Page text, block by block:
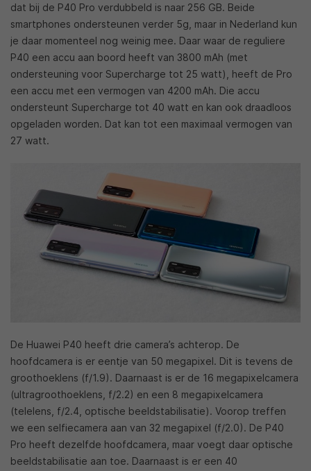
dat bij de P40 Pro verdubbeld is naar 256 GB. Beide
smartphones ondersteunen verder 5g, maar in Nederland kun
je daar momenteel nog weinig mee. Daar waar de reguliere
P40 een accu aan boord heeft van 3800 mAh (met
ondersteuning voor Supercharge tot 25 watt), heeft de Pro
een accu met een vermogen van 4200 mAh. Die accu
ondersteunt Supercharge tot 40 watt en kan ook draadloos
opgeladen worden. Dat kan tot een maximaal vermogen van
27 watt.
De Huawei P40 heeft drie camera’s achterop. De
hoofdcamera is er eentje van 50 megapixel. Dit is tevens de
groothoeklens (f/1.9). Daarnaast is er de 16 megapixelcamera
(ultragroothoeklens, f/2.2) en een 8 megapixelcamera
(telelens, f/2.4, optische beeldstabilisatie). Voorop treffen
we een selfiecamera aan van 32 megapixel (f/2.0). De P40
Pro heeft dezelfde hoofdcamera, maar voegt daar optische
beeldstabilisatie aan toe. Daarnaast is er een 40